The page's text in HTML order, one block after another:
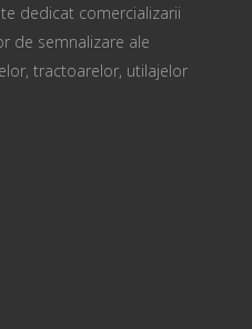
dedicat comercializarii
de semnalizare ale
tractoarelor, utilajelor